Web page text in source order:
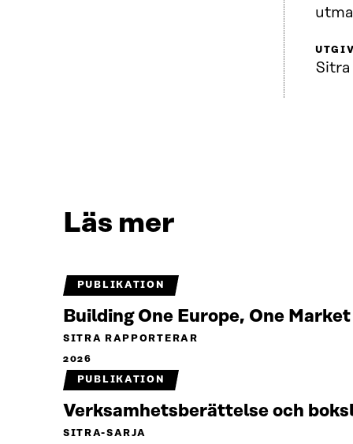
Sitra
Läs mer
PUBLIKATION
Building One Europe, One
SITRA RAPPORTERAR
2026
PUBLIKATION
Verksamhetsberättelse och
SITRA-SARJA